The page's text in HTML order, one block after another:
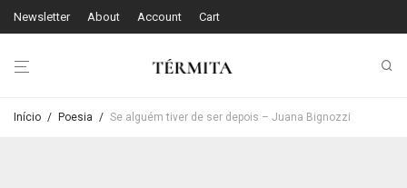
Newsletter About Account Cart
Início / Poesia / Se alguém tiver de ser depois – Juana Bignozzi